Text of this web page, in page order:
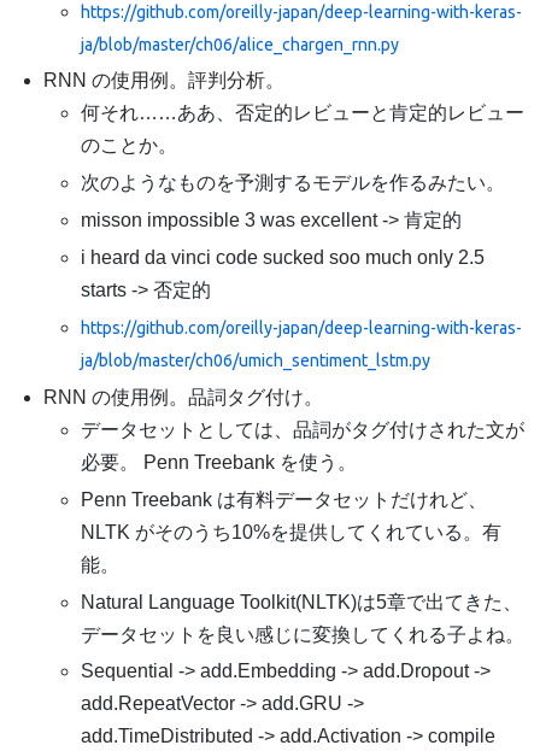
https://github.com/oreilly-japan/deep-learning-with-keras-
ja/blob/master/ch06/alice_chargen_rnn.py
RNN の使用例。評判分析。
何それ……ああ、否定的レビューと肯定的レビュー
のことか。
次のようなものを予測するモデルを作るみたい。
misson impossible 3 was excellent -> 肯定的
i heard da vinci code sucked soo much only 2.5
starts -> 否定的
https://github.com/oreilly-japan/deep-learning-with-keras-
ja/blob/master/ch06/umich_sentiment_lstm.py
RNN の使用例。品詞タグ付け。
データセットとしては、品詞がタグ付けされた文が
必要。 Penn Treebank を使う。
Penn Treebank は有料データセットだけれど、
NLTK がそのうち10%を提供してくれている。有
能。
Natural Language Toolkit(NLTK)は5章で出てきた、
データセットを良い感じに変換してくれる子よね。
Sequential -> add.Embedding -> add.Dropout ->
add.RepeatVector -> add.GRU ->
add.TimeDistributed -> add.Activation -> compile